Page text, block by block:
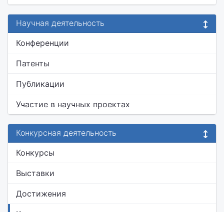
Научная деятельность
Конференции
Патенты
Публикации
Участие в научных проектах
Конкурсная деятельность
Конкурсы
Выставки
Достижения